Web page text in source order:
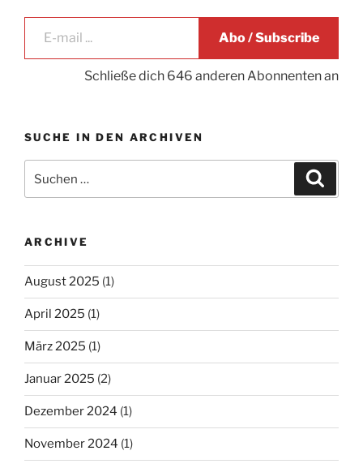
E-mail ...
Abo / Subscribe
Schließe dich 646 anderen Abonnenten an
SUCHE IN DEN ARCHIVEN
nach:
ARCHIVE
August 2025 (1)
April 2025 (1)
März 2025 (1)
Januar 2025 (2)
Dezember 2024 (1)
November 2024 (1)